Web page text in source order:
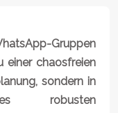
Gruppen
einer chaosfreien
sondern in
robusten